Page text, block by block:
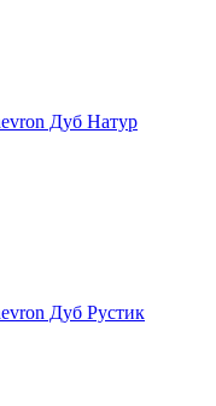
Дуб Натур
Дуб Рустик